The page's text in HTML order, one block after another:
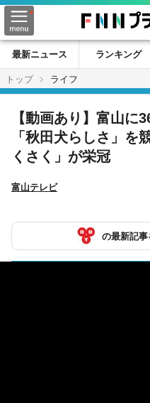
最新ニュース ランキング
トップ
ライフ
【動画あり】富山に
「秋田犬らしさ」を
くさく」が栄冠
富山テレビ
の最新記